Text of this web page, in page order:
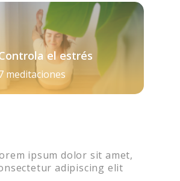
el estrés
meditaciones
ipsum dolor sit amet,
adipiscing elit